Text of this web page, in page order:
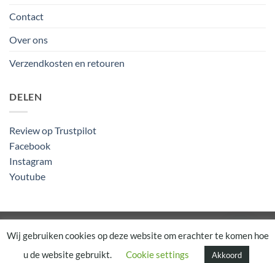
Contact
Over ons
Verzendkosten en retouren
DELEN
Review op Trustpilot
Facebook
Instagram
Youtube
Copyright 2026 ©Rapunsel
Wij gebruiken cookies op deze website om erachter te komen hoe
u de website gebruikt.
Cookie settings Akkoord